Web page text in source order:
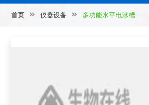
首页 仪器设备 多功能水平电泳槽